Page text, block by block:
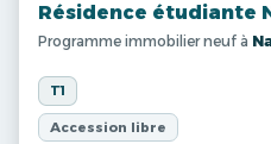
Résidence étudiante
Programme immobilier neuf à
T1
Accession libre